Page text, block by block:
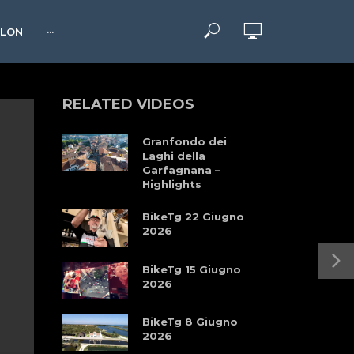
···
RELATED VIDEOS
Granfondo dei
Laghi della
Garfagnana –
Highlights
BikeTg 22 Giugno
2026
BikeTg 15 Giugno
2026
BikeTg 8 Giugno
2026